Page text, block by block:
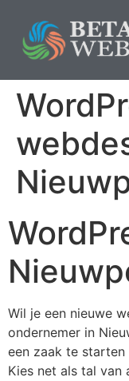
Wil je een nieuwe
ondernemer in
een zaak te
Kies net als tal van